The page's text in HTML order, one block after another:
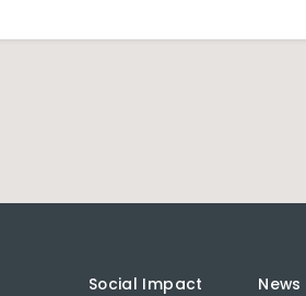
Social Impact News